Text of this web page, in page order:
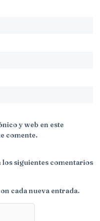
y web en este
comente.
siguientes comentarios
cada nueva entrada.